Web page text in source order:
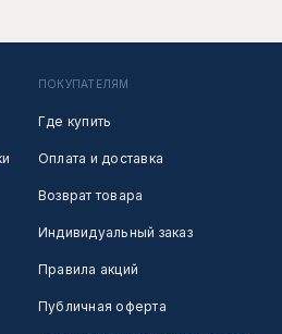
ПОКУПАТЕЛЯМ
Где купить
Оплата и доставка
Возврат товара
Индивидуальный заказ
Правила акций
Публичная оферта